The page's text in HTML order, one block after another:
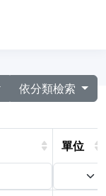
依分類檢索
單位